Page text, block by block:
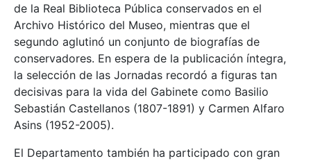
de la Real Biblioteca Pública conservados en el
Archivo Histórico del Museo, mientras que el
segundo aglutinó un conjunto de biografías de
conservadores. En espera de la publicación íntegra,
la selección de las Jornadas recordó a figuras tan
decisivas para la vida del Gabinete como Basilio
Sebastián Castellanos (1807-1891) y Carmen Alfaro
Asins (1952-2005).
El Departamento también ha participado con gran